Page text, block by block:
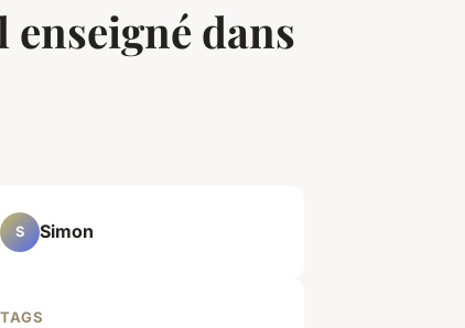
dans
S Simon
TAGS